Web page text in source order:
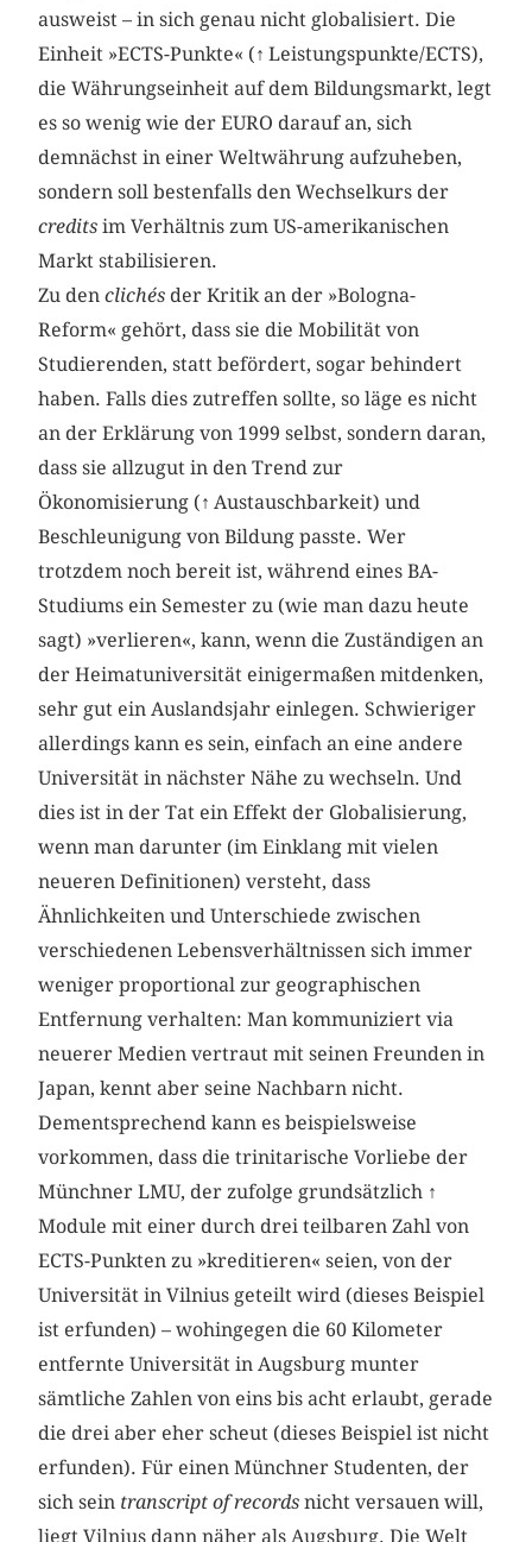
ausweist – in sich genau nicht globalisiert. Die
Einheit »ECTS-Punkte« (↑Leistungspunkte/ECTS),
die Währungseinheit auf dem Bildungsmarkt, legt
es so wenig wie der EURO darauf an, sich
demnächst in einer Weltwährung aufzuheben,
sondern soll bestenfalls den Wechselkurs der
creditsim Verhältnis zum US-amerikanischen
Markt stabilisieren.
Zu denclichés der Kritik an der »Bologna-
Reform« gehört, dass sie die Mobilität von
Studierenden, statt befördert, sogar behindert
haben. Falls dies zutreffen sollte, so läge es nicht
an der Erklärung von 1999 selbst, sondern daran,
dass sie allzugut in den Trend zur
Ökonomisierung (↑ Austauschbarkeit) und
Beschleunigung von Bildung passte. Wer
trotzdem noch bereit ist, während eines BA-
Studiums ein Semester zu (wie man dazu heute
sagt) »verlieren«, kann, wenn die Zuständigen an
der Heimatuniversität einigermaßen mitdenken,
sehr gut ein Auslandsjahr einlegen. Schwieriger
allerdings kann es sein, einfach an eine andere
Universität in nächster Nähe zu wechseln. Und
dies ist in der Tat ein Effekt der Globalisierung,
wenn man darunter (im Einklang mit vielen
neueren Definitionen) versteht, dass
Ähnlichkeiten und Unterschiede zwischen
verschiedenen Lebensverhältnissen sich immer
weniger proportional zur geographischen
Entfernung verhalten: Man kommuniziert via
neuerer Medien vertraut mit seinen Freunden in
Japan, kennt aber seine Nachbarn nicht.
Dementsprechend kann es beispielsweise
vorkommen, dass die trinitarische Vorliebe der
Münchner LMU, der zufolge grundsätzlich ↑
Module mit einer durch drei teilbaren Zahl von
ECTS-Punkten zu »kreditieren« seien, von der
Universität in Vilnius geteilt wird (dieses Beispiel
ist erfunden) – wohingegen die 60 Kilometer
entfernte Universität in Augsburg munter
sämtliche Zahlen von eins bis acht erlaubt, gerade
die drei aber eher scheut (dieses Beispiel ist nicht
erfunden). Für einen Münchner Studenten, der
sich sein transcript of records nicht versauen will,
liegt Vilnius dann näher als Augsburg. Die Welt